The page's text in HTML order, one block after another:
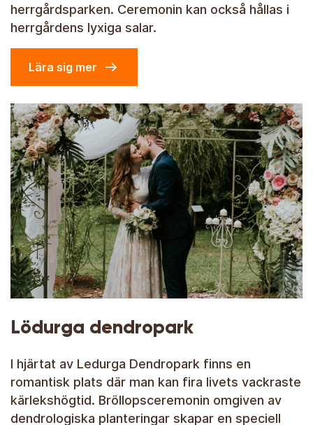
herrgårdsparken. Ceremonin kan också hållas i
herrgårdens lyxiga salar.
Lära sig mer
Lödurga dendropark
I hjärtat av Ledurga Dendropark finns en
romantisk plats där man kan fira livets vackraste
kärlekshögtid. Bröllopsceremonin omgiven av
dendrologiska planteringar skapar en speciell